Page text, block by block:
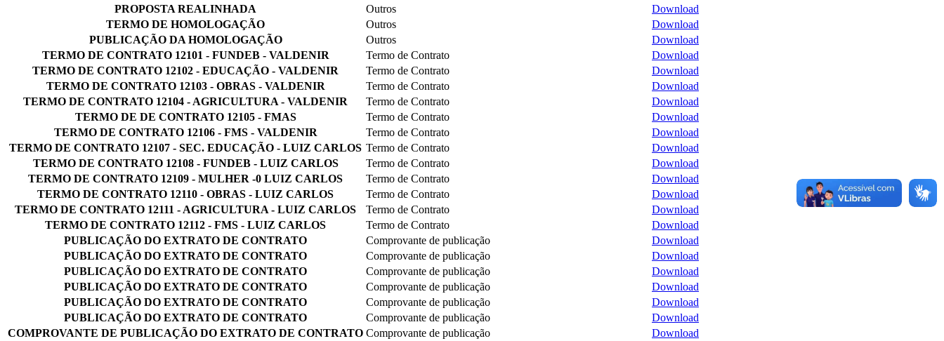
PROPOSTA REALINHADA
Outros
Download
TERMO DE HOMOLOGAÇÃO
Outros
Download
PUBLICAÇÃO DA HOMOLOGAÇÃO
Outros
Download
TERMO DE CONTRATO 12101 - FUNDEB - VALDENIR
Termo de Contrato
Download
TERMO DE CONTRATO 12102 - EDUCAÇÃO - VALDENIR
Termo de Contrato
Download
TERMO DE CONTRATO 12103 - OBRAS - VALDENIR
Termo de Contrato
Download
TERMO DE CONTRATO 12104 - AGRICULTURA - VALDENIR
Termo de Contrato
Download
TERMO DE DE CONTRATO 12105 - FMAS
Termo de Contrato
Download
TERMO DE CONTRATO 12106 - FMS - VALDENIR
Termo de Contrato
Download
TERMO DE CONTRATO 12107 - SEC. EDUCAÇÃO - LUIZ CARLOS Termo de Contrato
Download
TERMO DE CONTRATO 12108 - FUNDEB - LUIZ CARLOS
Termo de Contrato
Download
TERMO DE CONTRATO 12109 - MULHER -0 LUIZ CARLOS
Termo de Contrato
Download
TERMO DE CONTRATO 12110 - OBRAS - LUIZ CARLOS
Termo de Contrato
Download
TERMO DE CONTRATO 12111 - AGRICULTURA - LUIZ CARLOS
Termo de Contrato
Download
TERMO DE CONTRATO 12112 - FMS - LUIZ CARLOS
Termo de Contrato
Download
PUBLICAÇÃO DO EXTRATO DE CONTRATO
Comprovante de publicação
Download
PUBLICAÇÃO DO EXTRATO DE CONTRATO
Comprovante de publicação
Download
PUBLICAÇÃO DO EXTRATO DE CONTRATO
Comprovante de publicação
Download
PUBLICAÇÃO DO EXTRATO DE CONTRATO
Comprovante de publicação
Download
PUBLICAÇÃO DO EXTRATO DE CONTRATO
Comprovante de publicação
Download
PUBLICAÇÃO DO EXTRATO DE CONTRATO
Comprovante de publicação
Download
COMPROVANTE DE PUBLICAÇÃO DO EXTRATO DE CONTRATO Comprovante de publicação
Download